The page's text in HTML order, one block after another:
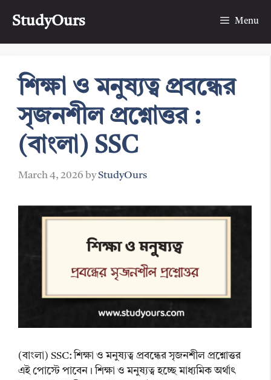
StudyOurs Menu
শিক্ষা ও মনুষ্যত্ব প্রবন্ধের
সৃজনশীল প্রশ্নোত্তর :
(বাংলা) SSC
March 4, 2026 byStudyOurs
(বাংলা) SSC: শিক্ষা ও মনুষ্যত্ব প্রবন্ধের সৃজনশীল প্রশ্নোত্তর
এই পোস্টে পাবেন। শিক্ষা ও মনুষ্যত্ব হচ্ছে মাধ্যমিক অর্থাৎ